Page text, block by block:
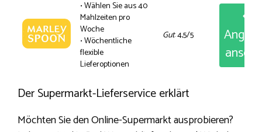
• Wählen Sie aus 40
Mahlzeiten pro
Woche
• Wöchentliche
flexible
Lieferoptionen
Gut: 4,5/5
Der Supermarkt-Lieferservice erklärt
Möchten Sie den Online-Supermarkt ausprobieren?